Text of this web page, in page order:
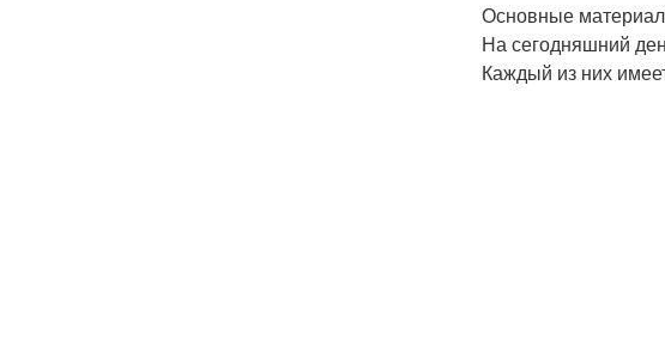
Основные
На сегодняшний
Каждый из них